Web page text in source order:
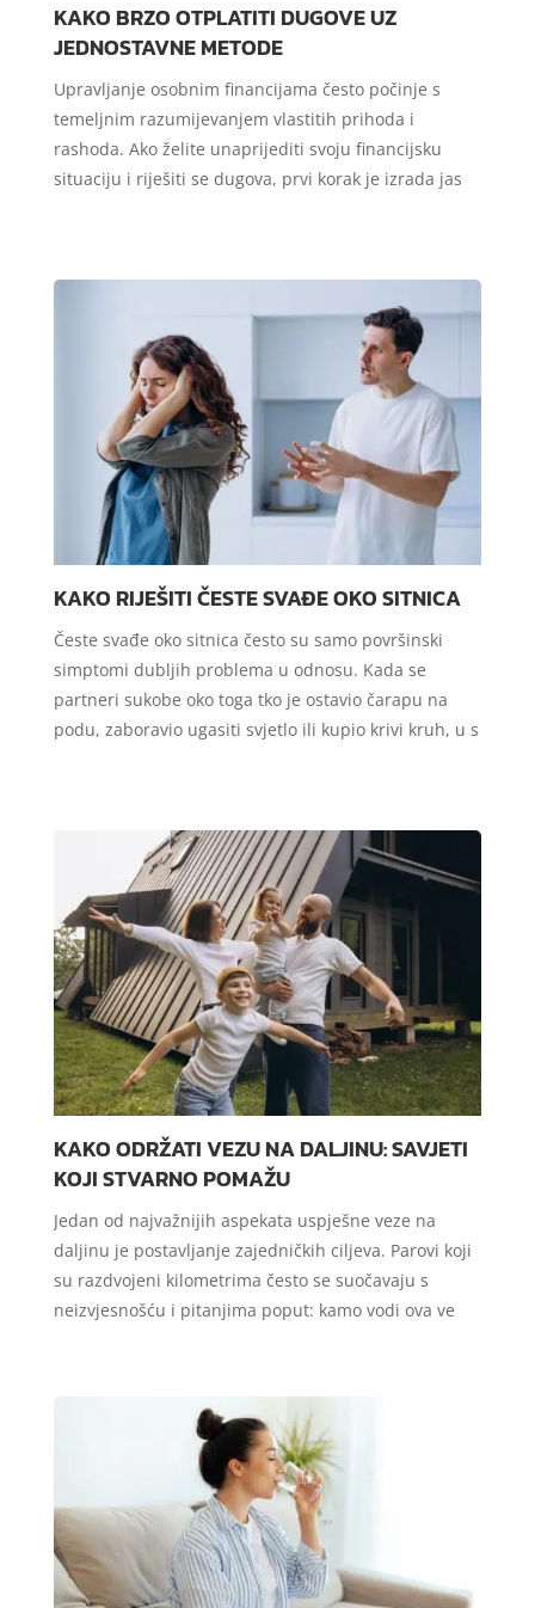
KAKO BRZO OTPLATITI DUGOVE UZ
JEDNOSTAVNE METODE
Upravljanje osobnim financijama često počinje s
temeljnim razumijevanjem vlastitih prihoda i
rashoda. Ako želite unaprijediti svoju financijsku
situaciju i riješiti se dugova, prvi korak je izrada jas
KAKO RIJEŠITI ČESTE SVAĐE OKO SITNICA
Česte svađe oko sitnica često su samo površinski
simptomi dubljih problema u odnosu. Kada se
partneri sukobe oko toga tko je ostavio čarapu na
podu, zaboravio ugasiti svjetlo ili kupio krivi kruh, u s
KAKO ODRŽATI VEZU NA DALJINU: SAVJETI
KOJI STVARNO POMAŽU
Jedan od najvažnijih aspekata uspješne veze na
daljinu je postavljanje zajedničkih ciljeva. Parovi koji
su razdvojeni kilometrima često se suočavaju s
neizvjesnošću i pitanjima poput: kamo vodi ova ve